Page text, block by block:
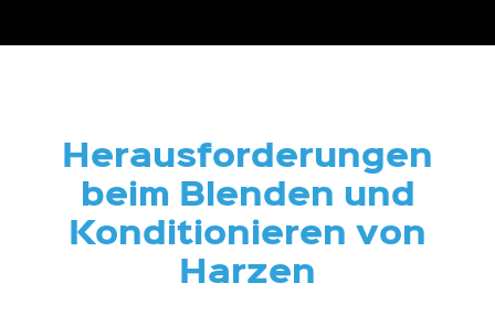
Herausforderungen
beim Blenden und
Konditionieren von
Harzen